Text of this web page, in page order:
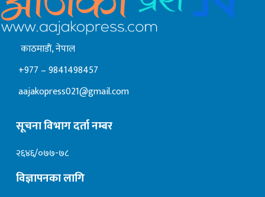
काठमाडाैं, नेपाल
+977 – 9841498457
aajakopress021@gmail.com
सूचना विभाग दर्ता नम्बर
२६४६/०७७-७८
विज्ञापनका लागि